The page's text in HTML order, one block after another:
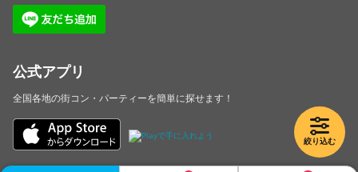
絞り込む
公式アプリ
全国各地の街コン・パーティーを簡単に探せます！